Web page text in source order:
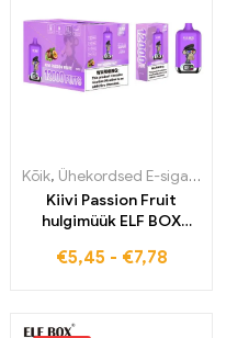
Ühekordsed e-sigaretid Eestis
Kõik, Ühekordsed E-sigaretid
Kiivi Passion Fruit
hulgimüük ELF BOX
siledad juuksed 12000
€5,45 - €7,78